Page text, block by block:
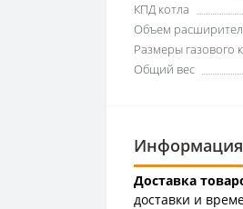
КПД котла
Объем
Размеры газового
Общий вес
Информация
Доставка
доставки и